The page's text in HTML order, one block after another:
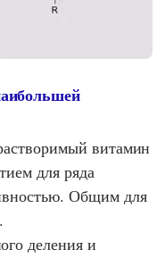
витамин
для ряда
Общим для
деления и